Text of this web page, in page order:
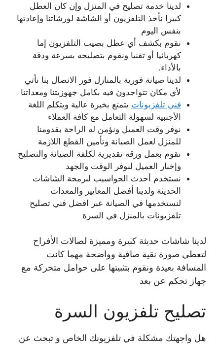
لدينا خدمة تصليح في المنزل وإن كان العطل
كبيرا نأخذ التلفزيون أو الشاشة لورشاتنا وإعادتها
بنفس اليوم
نقوم بكشف أي عطل بصيب التلفزيون إما
كهربائيا أو تقنيا ونقوم بتصليحه بسرعة ودقة
بالأداء.
لدينا صيانة فورية بالمنازل فور الاتصال بنا نأتي
لأي مكان تتواجدون فيه بكامل جهوزيتنا ومعداتنا
فني تلفزيونات يتمتع بخبرة عالية ويتكلم اللغة
الأجنبية لسهولة التعامل مع كافة العملاء
نوفر وقت العميل ونؤمن له الراحة بقدومنا
للمنزل لعمل الصيانة وتأمين القطع اللازمة
نقوم بعمل ورقة تقديرية لكلفة الصيانة والتصليح
وإخبار العميل لنوفر الوقت والجهد
نستخدم أحدث الحواسيب لبرمجة الشاشات
الحديثة ولدينا أفضل المعايير والمعدات
لنستخدمها في الصيانة عبر افضل فني تصليح
تلفزيونات بالمنزل في السرة
لدينا شاشات حديثة كبيرة ومميزة لصالات الأفراح
لتعطي صورة نقية صافية وواضحة مهما كانت
المسافة بعيدة ونقوم بتثبيتها على حوامل متحركة مع
جهاز تحكم عن بعد
تصليح تلفزيون السرة
هل واجهتك مشكلة في تلفزيونك الخاص و تبحث عن